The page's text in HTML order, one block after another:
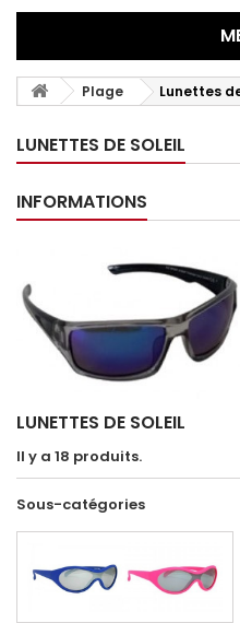
Plage Lunettes
LUNETTES DE SOLEIL
INFORMATIONS
LUNETTES DE SOLEIL
Il y a 18 produits.
Sous-catégories